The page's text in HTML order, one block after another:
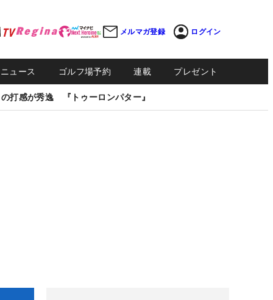
メルマガ登録 ログイン
ュース ゴルフ場予約 連載 プレゼント
打感が秀逸 『トゥーロンパター』